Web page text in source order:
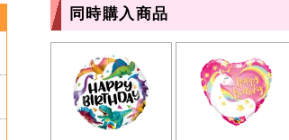
同時購入商品